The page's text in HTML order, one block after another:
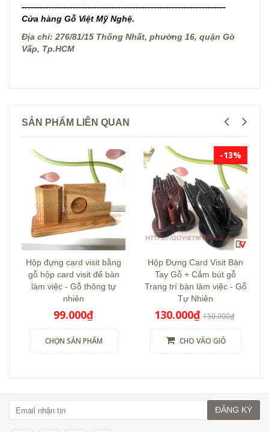
--------------------------------------------------------------------
Cửa hàng Gỗ Việt Mỹ Nghệ.
Địa chỉ: 276/81/15 Thống Nhất, phường 16, quận Gò
Vấp, Tp.HCM
SẢN PHẨM LIÊN QUAN
Hộp đựng card visit bằng
gỗ hộp card visit để bàn
làm việc - Gỗ thông tự
nhiên
99.000₫
CHỌN SẢN PHẨM
-13%
Hộp Đựng Card Visit Bàn
Tay Gỗ + Cắm bút gỗ
Trang trí bàn làm việc - Gỗ
Tự Nhiên
130.000₫ 150.000₫
CHO VÀO GIỎ
ĐĂNG KÝ